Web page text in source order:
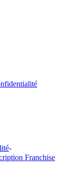
-
Franchise